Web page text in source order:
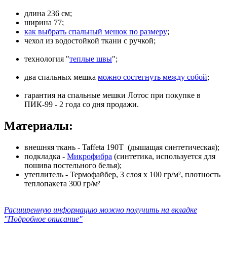
длина 236 см;
ширина 77;
как выбрать спальный мешок по размеру;
чехол из водостойкой ткани с ручкой;
технология "теплые швы";
два спальных мешка можно состегнуть между собой;
гарантия на спальные мешки Лотос при покупке в
ПИК-99 - 2 года со дня продажи.
Материалы:
внешняя ткань - Taffeta 190T (дышащая синтетическая);
подкладка - Микрофибра (синтетика, используется для
пошива постельного белья);
утеплитель - Термофайбер, 3 слоя х 100 гр/м², плотность
теплопакета 300 гр/м²
Расширенную информацию можно получить на вкладке
"Подробное описание"